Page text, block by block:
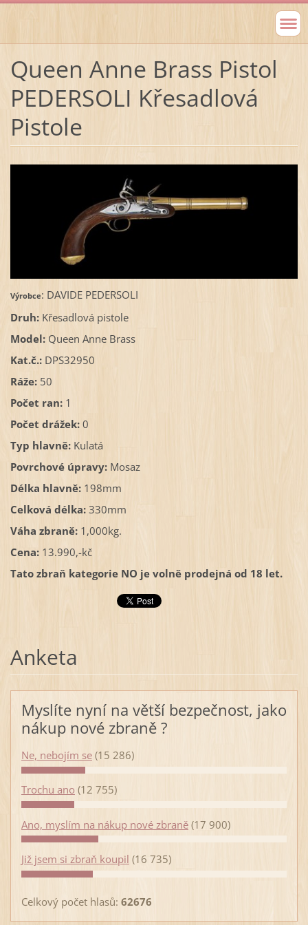
Queen Anne Brass Pistol
PEDERSOLI Křesadlová
Pistole
Výrobce: DAVIDE PEDERSOLI
Druh: Křesadlová pistole
Model: Queen Anne Brass
Kat.č.: DPS32950
Ráže:50
Počet ran:1
Počet drážek:0
Typ hlavně:Kulatá
Povrchové úpravy:Mosaz
Délka hlavně: 198mm
Celková délka:330mm
Váha zbraně: 1,000kg.
Cena: 13.990,-kč
Tato zbraň kategorie NO je volně prodejná od 18 let.
Anketa
Myslíte nyní na větší bezpečnost, jako
nákup nové zbraně ?
Ne, nebojím se (15 286)
Trochu ano (12 755)
Ano, myslím na nákup nové zbraně (17 900)
Již jsem si zbraň koupil (16 735)
Celkový počet hlasů: 62676